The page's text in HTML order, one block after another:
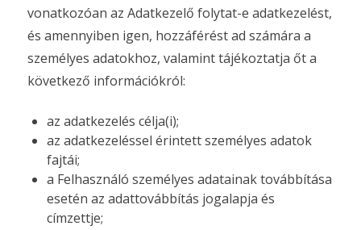
vonatkozóan az Adatkezelő folytat-e adatkezelést,
és amennyiben igen, hozzáférést ad számára a
személyes adatokhoz, valamint tájékoztatja őt a
következő információkról:
az adatkezelés célja(i);
az adatkezeléssel érintett személyes adatok
fajtái;
a Felhasználó személyes adatainak továbbítása
esetén az adattovábbítás jogalapja és
címzettje;